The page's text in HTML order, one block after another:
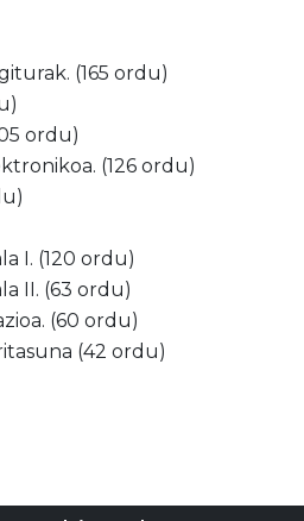
(165 ordu)
ordu)
(126 ordu)
I. (120 ordu)
II. (63 ordu)
(60 ordu)
(42 ordu)